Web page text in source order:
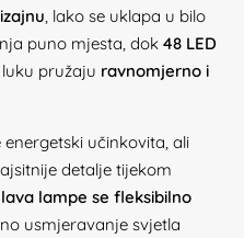
, lako se uklapa u bilo
puno mjesta, dok 48 LED
pružaju ravnomjerno i
energetski učinkovita, ali
detalje tijekom
lampe se fleksibilno
usmjeravanje svjetla